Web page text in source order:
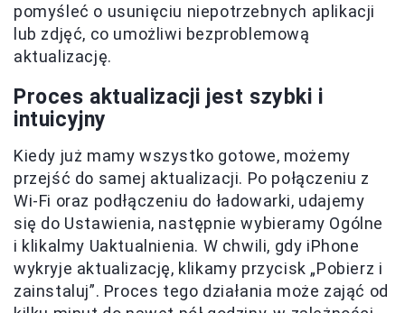
pomyśleć o usunięciu niepotrzebnych aplikacji
lub zdjęć, co umożliwi bezproblemową
aktualizację.
Proces aktualizacji jest szybki i
intuicyjny
Kiedy już mamy wszystko gotowe, możemy
przejść do samej aktualizacji. Po połączeniu z
Wi-Fi oraz podłączeniu do ładowarki, udajemy
się do Ustawienia, następnie wybieramy Ogólne
i klikalmy Uaktualnienia. W chwili, gdy iPhone
wykryje aktualizację, klikamy przycisk „Pobierz i
zainstaluj”. Proces tego działania może zająć od